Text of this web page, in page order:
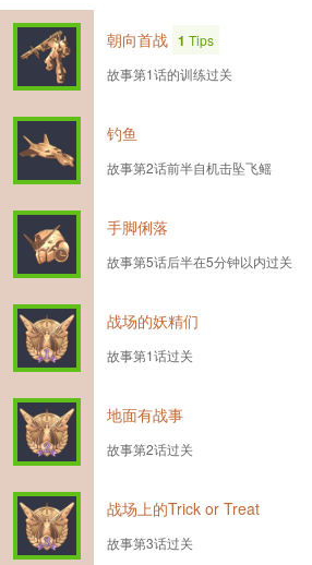
朝向首战 1 Tips
故事第1话的训练过关
钓鱼
故事第2话前半自机击坠飞鳐
手脚俐落
故事第5话后半在5分钟以内过关
战场的妖精们
故事第1话过关
地面有战事
故事第2话过关
战场上的Trick or Treat
故事第3话过关